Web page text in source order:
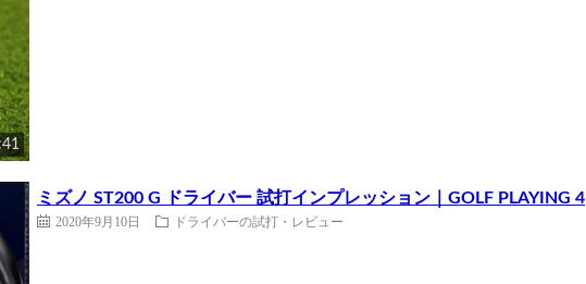
ミズノ ST200 G ドライバー 試打インプレッション｜GOLF PLAYING 4
2020年9月10日 ドライバーの試打・レビュー